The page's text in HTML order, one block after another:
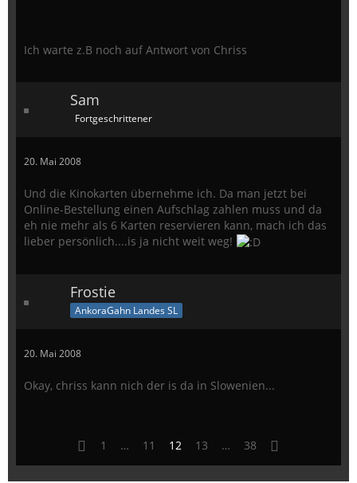
Ich warte z.B noch auf Antwort von Chriss
Sam
Fortgeschrittener
20. Mai 2008
Und die Kinokarten übernehme ich. Da man jetzt bei
Online-Bestellung einen Aufschlag zahlen muss und da
eh nie mehr als 6 Karten reservieren kann, mach ich das
lieber persönlich....is ja nicht weit weg!
Frostie
AnkoraGahn Landes SL
20. Mai 2008
Okay, chriss kann nich der is da in Slowenien...
1 … 11 12 13 … 38